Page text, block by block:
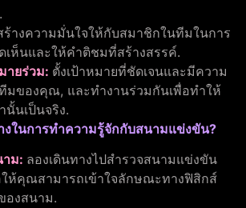
ร้างความมั่นใจให้กับสมาชิกในทีมในการ
เห็นและให้คำติชมที่สร้างสรรค์.
ายร่วม: ตั้งเป้าหมายที่ชัดเจนและมีความ
มของคุณ, และทำงานร่วมกันเพื่อทำให้
นั้นเป็นจริง.
งในการทำความรู้จักกับสนามแข่งขัน?
าม: ลองเดินทางไปสำรวจสนามแข่งขัน
ให้คุณสามารถเข้าใจลักษณะทางฟิสิกส์
องสนาม.